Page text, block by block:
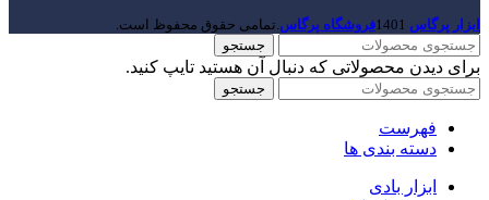
ابزار پرگاس 1401فروشگاه پرگاس.تمامی حقوق محفوظ است.
جستجو
برای دیدن محصولاتی که دنبال آن هستید تایپ کنید.
جستجو
فهرست
دسته بندی ها
ابزار بادی